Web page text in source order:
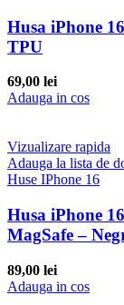
Husa iPhone
TPU
69,00 lei
Adauga in cos
Vizualizare rapida
Adauga la lista de
Huse IPhone 16
Husa iPhone
MagSafe –
89,00 lei
Adauga in cos